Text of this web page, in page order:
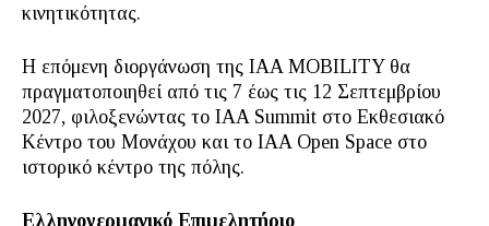
κινητικότητας.
Η επόμενη διοργάνωση της IAA MOBILITY θα
πραγματοποιηθεί από τις 7 έως τις 12 Σεπτεμβρίου
2027, φιλοξενώντας το IAA Summit στο Εκθεσιακό
Κέντρο του Μονάχου και το IAA Open Space στο
ιστορικό κέντρο της πόλης.
Ελληνογερμανικό Επιμελητήριο